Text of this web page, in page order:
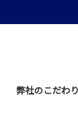
弊社のこだわり